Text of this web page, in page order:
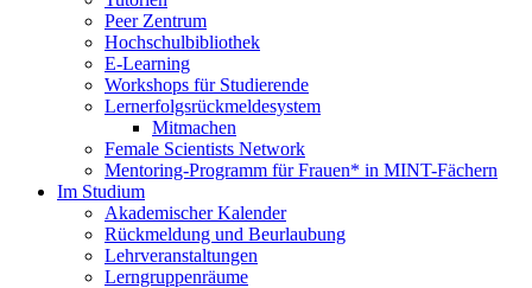
Peer Zentrum
Hochschulbibliothek
E-Learning
Workshops für Studierende
Lernerfolgsrückmeldesystem
Mitmachen
Female Scientists Network
Mentoring-Programm für Frauen* in MINT-Fächern
Im Studium
Akademischer Kalender
Rückmeldung und Beurlaubung
Lehrveranstaltungen
Lerngruppenräume